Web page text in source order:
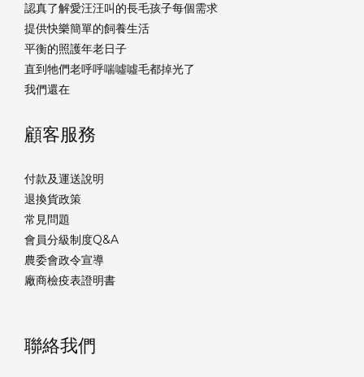
認真了解愛汪汪叫的長毛孩子每個需求
提供快樂簡單的飼養生活
平衡的照護年老日子
直到牠們老呼呼喘噓噓毛都掉光了
我們還在
顧客服務
付款及運送說明
退換貨政策
常見問題
會員分級制度Q&A
農委會政令宣導
廠商檢疫表證明書
聯絡我們